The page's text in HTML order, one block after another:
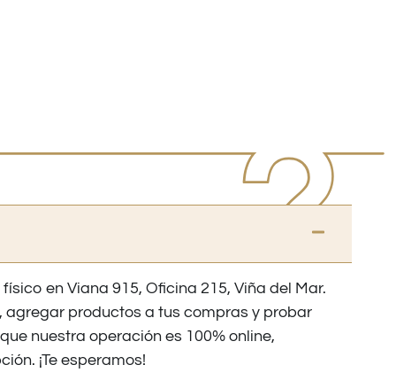
en Viana 915, Oficina 215, Viña del Mar.
agregar productos a tus compras y probar
nuestra operación es 100% online,
¡Te esperamos!